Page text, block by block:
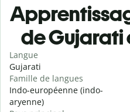
de Gujarati
Langue
Gujarati
Famille de langues
Indo-européenne (indo-
aryenne)